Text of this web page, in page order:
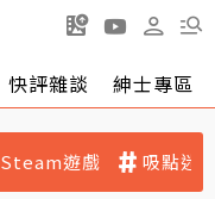
快評雜談 紳士專區
Steam遊戲 吸點迷